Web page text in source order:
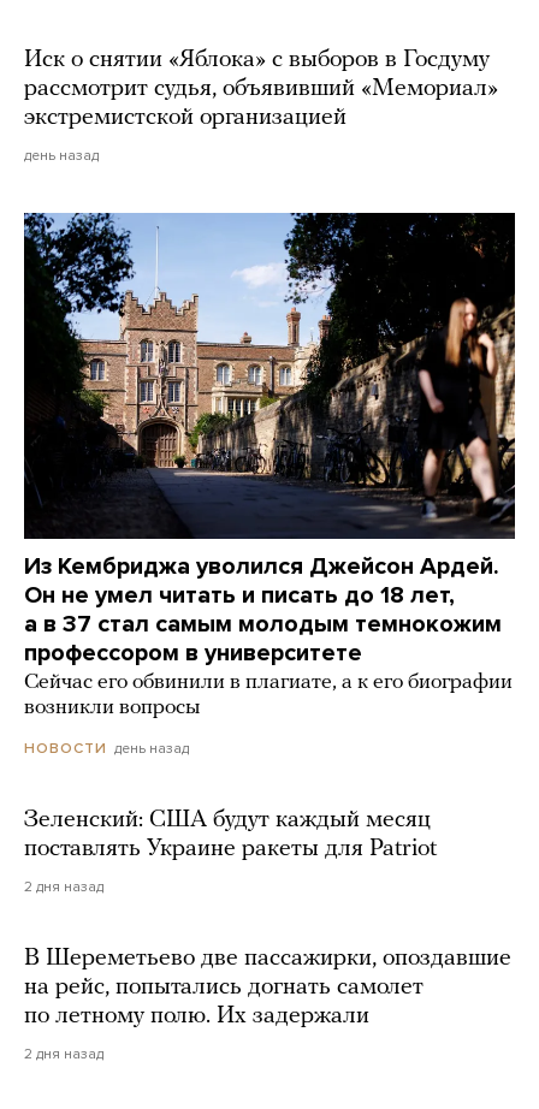
Иск о снятии «Яблока» с выборов в Госдуму
рассмотрит судья, объявивший «Мемориал»
экстремистской организацией
день назад
Из Кембриджа уволился Джейсон Ардей.
Он не умел читать и писать до 18 лет,
а в 37 стал самым молодым темнокожим
профессором в университете
Сейчас его обвинили в плагиате, а к его биографии
возникли вопросы
НОВОСТИ день назад
Зеленский: США будут каждый месяц
поставлять Украине ракеты для Patriot
2 дня назад
В Шереметьево две пассажирки, опоздавшие
на рейс, попытались догнать самолет
по летному полю. Их задержали
2 дня назад